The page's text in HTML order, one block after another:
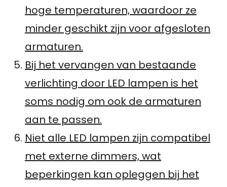
hoge temperaturen, waardoor ze
minder geschikt zijn voor afgesloten
armaturen.
Bij het vervangen van bestaande
verlichting door LED lampen is het
soms nodig om ook de armaturen
aan te passen.
Niet alle LED lampen zijn compatibel
met externe dimmers, wat
beperkingen kan opleggen bij het